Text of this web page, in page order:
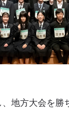
地方大会を